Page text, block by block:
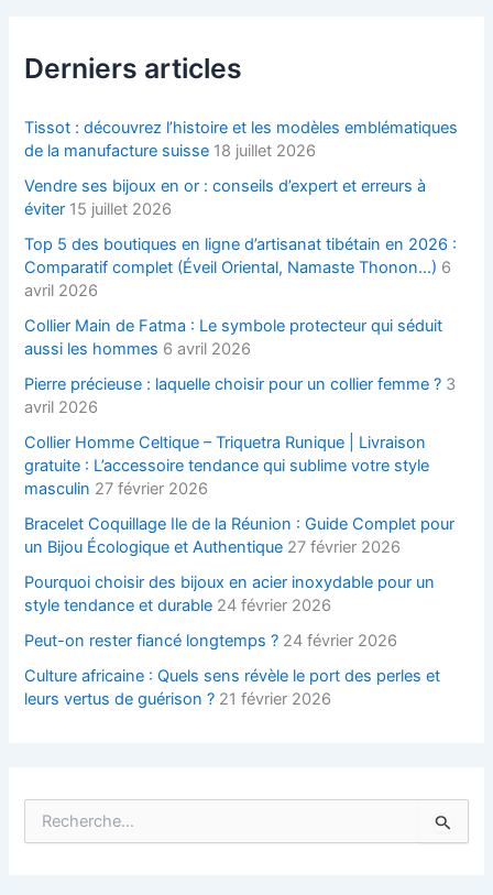
Derniers articles
Tissot : découvrez l’histoire et les modèles emblématiques
de la manufacture suisse 18 juillet 2026
Vendre ses bijoux en or : conseils d’expert et erreurs à
éviter 15 juillet 2026
Top 5 des boutiques en ligne d’artisanat tibétain en 2026 :
Comparatif complet (Éveil Oriental, Namaste Thonon…) 6
avril 2026
Collier Main de Fatma : Le symbole protecteur qui séduit
aussi les hommes 6 avril 2026
Pierre précieuse : laquelle choisir pour un collier femme ? 3
avril 2026
Collier Homme Celtique – Triquetra Runique | Livraison
gratuite : L’accessoire tendance qui sublime votre style
masculin 27 février 2026
Bracelet Coquillage Ile de la Réunion : Guide Complet pour
un Bijou Écologique et Authentique 27 février 2026
Pourquoi choisir des bijoux en acier inoxydable pour un
style tendance et durable 24 février 2026
Peut-on rester fiancé longtemps ? 24 février 2026
Culture africaine : Quels sens révèle le port des perles et
leurs vertus de guérison ? 21 février 2026